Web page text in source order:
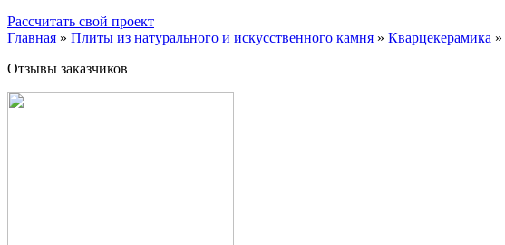
Рассчитать свой проект
Главная » Плиты из натурального и искусственного камня » Кварцекерамика »
Отзывы заказчиков